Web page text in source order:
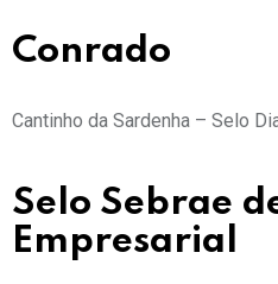
Conrado
Cantinho da Sardenha – Selo
Selo Sebrae
Empresarial